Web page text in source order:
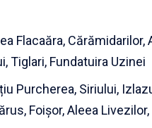
Flacaăra, Cărămidarilor,
Tiglari, Fundatuira Uzinei
Purcherea, Siriului,
Foișor, Aleea